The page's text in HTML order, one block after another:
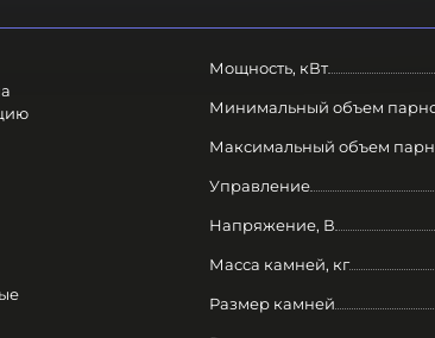
Мощность, кВт
Минимальный объем
Максимальный объем
Управление
Напряжение, В
Масса камней, кг
Размер камней